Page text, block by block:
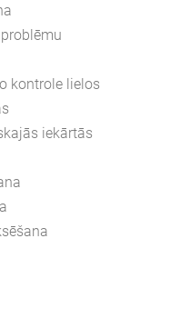
kontrole lielos
iekārtās